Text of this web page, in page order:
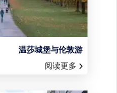
温莎城堡与伦敦游
阅读更多